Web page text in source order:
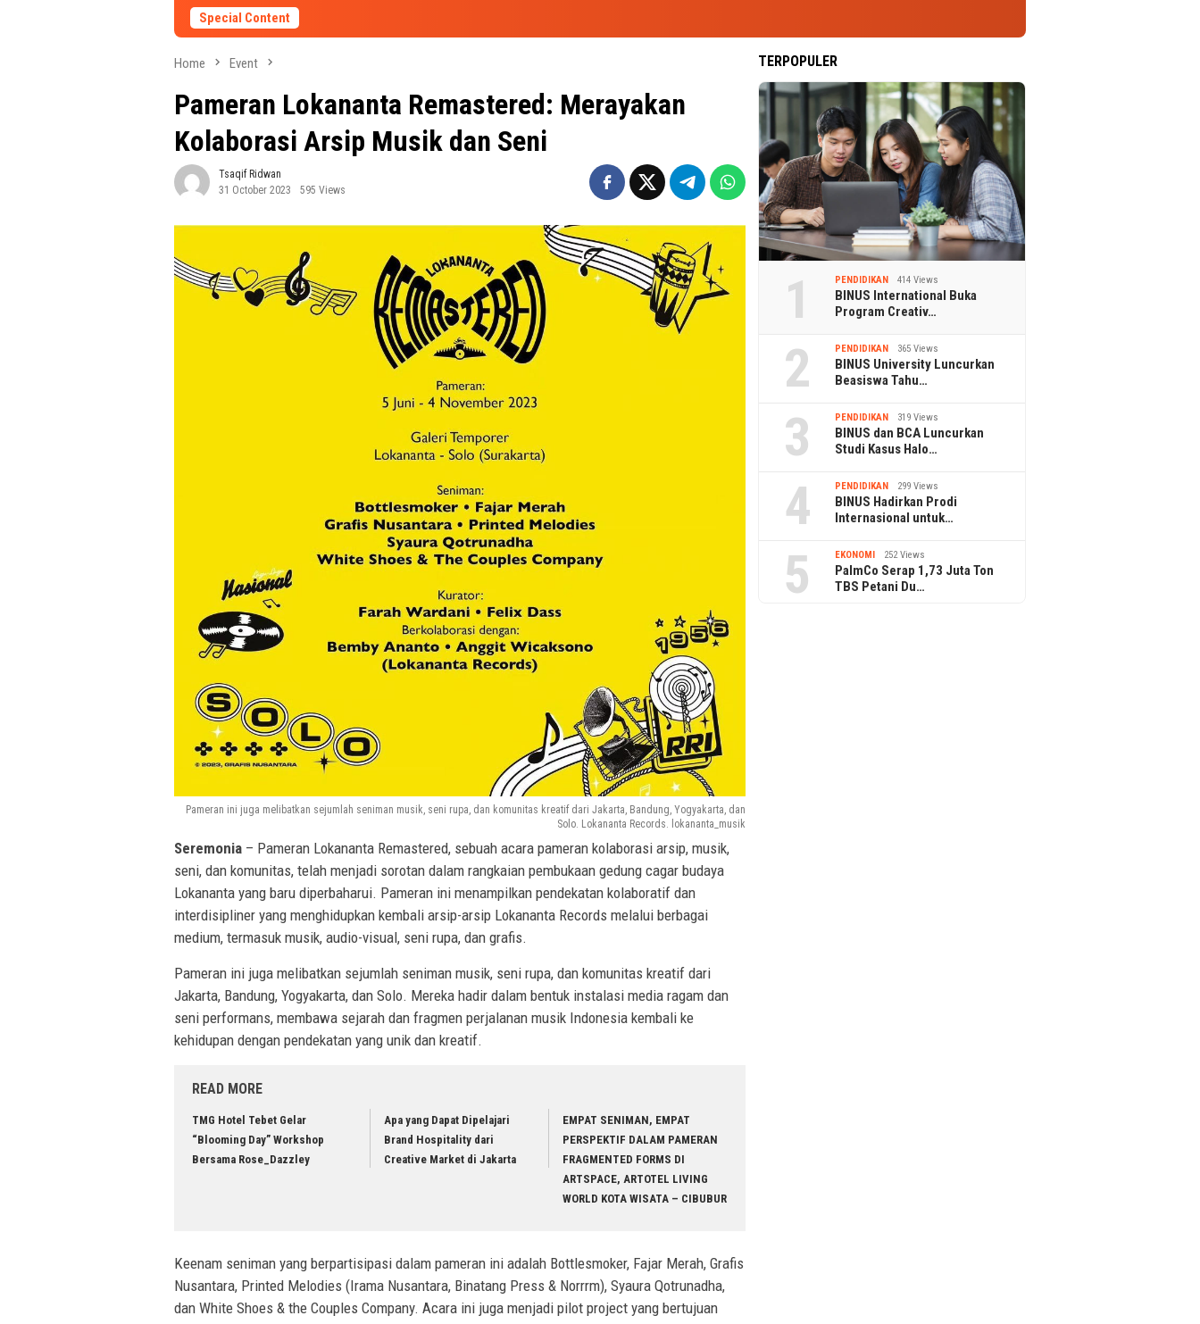
Special Content
Home Event
Pameran Lokananta Remastered: Merayakan
Kolaborasi Arsip Musik dan Seni
Tsaqif Ridwan
31 October 2023
595 Views
Pameran ini juga melibatkan sejumlah seniman musik, seni rupa, dan komunitas kreatif dari Jakarta, Bandung, Yogyakarta, dan
Solo. Lokananta Records. lokananta_musik
Seremonia – Pameran Lokananta Remastered, sebuah acara pameran kolaborasi arsip, musik,
seni, dan komunitas, telah menjadi sorotan dalam rangkaian pembukaan gedung cagar budaya
Lokananta yang baru diperbaharui. Pameran ini menampilkan pendekatan kolaboratif dan
interdisipliner yang menghidupkan kembali arsip-arsip Lokananta Records melalui berbagai
medium, termasuk musik, audio-visual, seni rupa, dan grafis.
Pameran ini juga melibatkan sejumlah seniman musik, seni rupa, dan komunitas kreatif dari
Jakarta, Bandung, Yogyakarta, dan Solo. Mereka hadir dalam bentuk instalasi media ragam dan
seni performans, membawa sejarah dan fragmen perjalanan musik Indonesia kembali ke
kehidupan dengan pendekatan yang unik dan kreatif.
READ MORE
TMG Hotel Tebet Gelar
“Blooming Day” Workshop
Bersama Rose_Dazzley
Apa yang Dapat Dipelajari
Brand Hospitality dari
Creative Market di Jakarta
EMPAT SENIMAN, EMPAT
PERSPEKTIF DALAM PAMERAN
FRAGMENTED FORMS DI
ARTSPACE, ARTOTEL LIVING
WORLD KOTA WISATA – CIBUBUR
Keenam seniman yang berpartisipasi dalam pameran ini adalah Bottlesmoker, Fajar Merah, Grafis
Nusantara, Printed Melodies (Irama Nusantara, Binatang Press & Norrrm), Syaura Qotrunadha,
dan White Shoes & the Couples Company. Acara ini juga menjadi pilot project yang bertujuan
TERPOPULER
1 PENDIDIKAN 414 Views
BINUS International Buka
Program Creativ…
2 PENDIDIKAN 365 Views
BINUS University Luncurkan
Beasiswa Tahu…
3 PENDIDIKAN 319 Views
BINUS dan BCA Luncurkan
Studi Kasus Halo…
4 PENDIDIKAN 299 Views
BINUS Hadirkan Prodi
Internasional untuk…
5 EKONOMI 252 Views
PalmCo Serap 1,73 Juta Ton
TBS Petani Du…